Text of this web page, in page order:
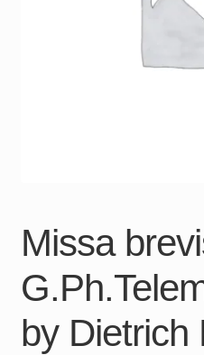
Missa
by Dietrich